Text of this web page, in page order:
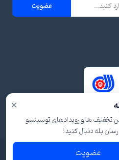
عضویت
×
تخفیف ها و رویدادهای توسینسو
رسان بله دنبال کنید!
عضویت